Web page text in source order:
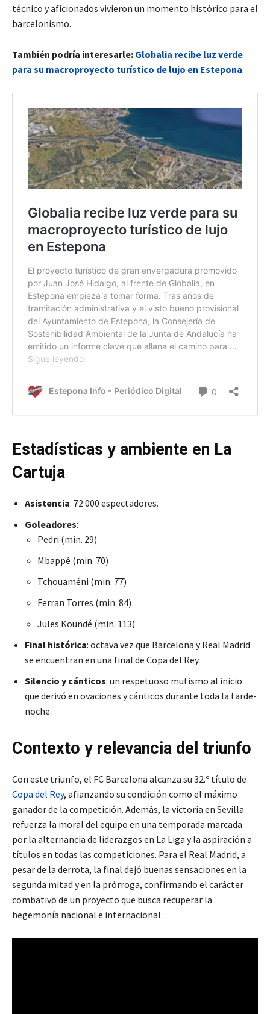
técnico y aficionados vivieron un momento histórico para el
barcelonismo.
También podría interesarle: Globalia recibe luz verde
para su macroproyecto turístico de lujo en Estepona
Estadísticas y ambiente en La
Cartuja
Asistencia: 72 000 espectadores.
Goleadores:
Pedri (min. 29)
Mbappé (min. 70)
Tchouaméni (min. 77)
Ferran Torres (min. 84)
Jules Koundé (min. 113)
Final histórica: octava vez que Barcelona y Real Madrid
se encuentran en una final de Copa del Rey.
Silencio y cánticos: un respetuoso mutismo al inicio
que derivó en ovaciones y cánticos durante toda la tarde-
noche.
Contexto y relevancia del triunfo
Con este triunfo, el FC Barcelona alcanza su 32.º título de
Copa del Rey, afianzando su condición como el máximo
ganador de la competición. Además, la victoria en Sevilla
refuerza la moral del equipo en una temporada marcada
por la alternancia de liderazgos en La Liga y la aspiración a
títulos en todas las competiciones. Para el Real Madrid, a
pesar de la derrota, la final dejó buenas sensaciones en la
segunda mitad y en la prórroga, confirmando el carácter
combativo de un proyecto que busca recuperar la
hegemonía nacional e internacional.